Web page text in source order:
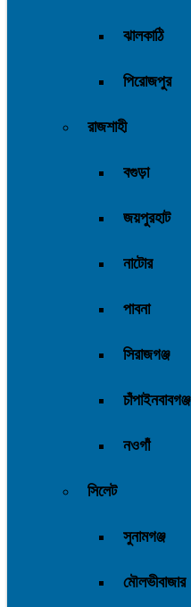
ঝালকাঠি
পিরোজপুর
রাজশাহী
বগুড়া
জয়পুরহাট
নাটোর
পাবনা
সিরাজগঞ্জ
চাঁপাইনবাবগঞ্জ
নওগাঁ
সিলেট
সুনামগঞ্জ
মৌলভীবাজার